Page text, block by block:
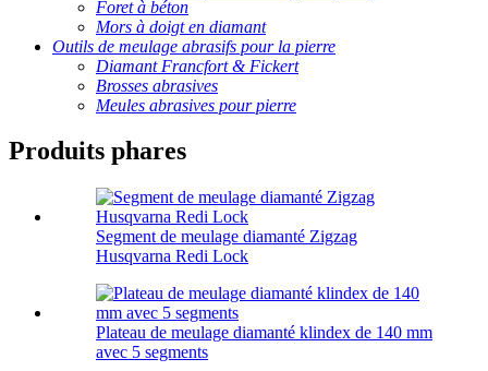
Foret à béton
Mors à doigt en diamant
Outils de meulage abrasifs pour la pierre
Diamant Francfort & Fickert
Brosses abrasives
Meules abrasives pour pierre
Produits phares
Segment de meulage diamanté Zigzag
Husqvarna Redi Lock
Plateau de meulage diamanté klindex de 140 mm
avec 5 segments